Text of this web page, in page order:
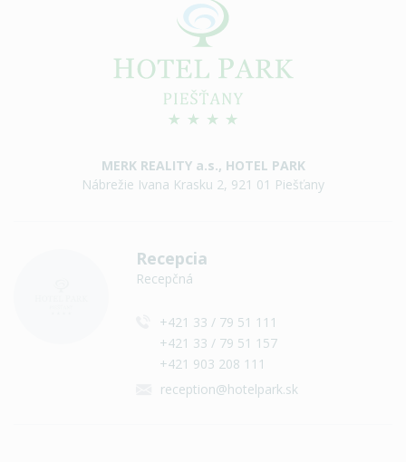
MERK REALITY a.s., HOTEL PARK
Nábrežie Ivana Krasku 2, 921 01 Piešťany
Recepcia
Recepčná
+421 33 / 79 51 111
+421 33 / 79 51 157
+421 903 208 111
reception@hotelpark.sk